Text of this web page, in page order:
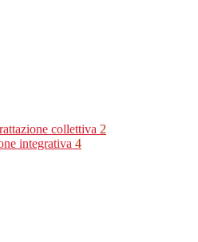
collettiva 2
integrativa 4